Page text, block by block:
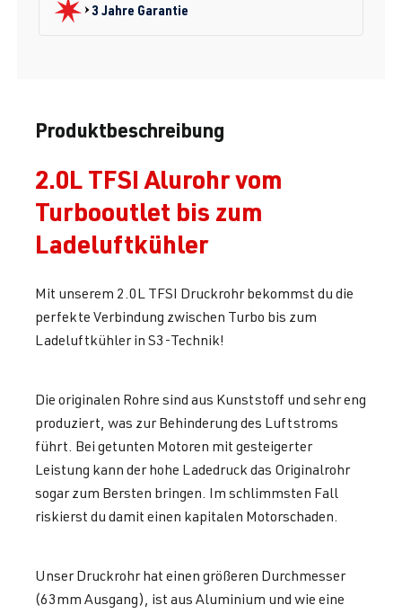
3 Jahre Garantie
Produktbeschreibung
2.0L TFSI Alurohr vom
Turbooutlet bis zum
Ladeluftkühler
Mit unserem 2.0L TFSI Druckrohr bekommst du die
perfekte Verbindung zwischen Turbo bis zum
Ladeluftkühler in S3-Technik!
Die originalen Rohre sind aus Kunststoff und sehr eng
produziert, was zur Behinderung des Luftstroms
führt. Bei getunten Motoren mit gesteigerter
Leistung kann der hohe Ladedruck das Originalrohr
sogar zum Bersten bringen. Im schlimmsten Fall
riskierst du damit einen kapitalen Motorschaden.
Unser Druckrohr hat einen größeren Durchmesser
(63mm Ausgang), ist aus Aluminium und wie eine